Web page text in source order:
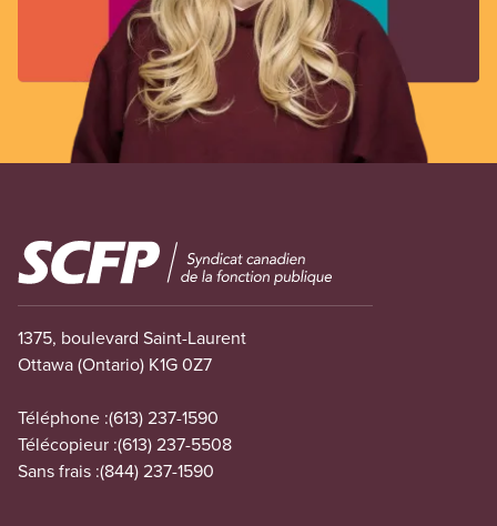
Image
1375, boulevard Saint-Laurent
Ottawa (Ontario) K1G 0Z7
Téléphone :(613) 237-1590
Télécopieur :(613) 237-5508
Sans frais :(844) 237-1590